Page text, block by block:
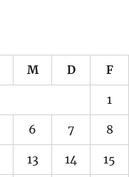
M D F
1
6 7 8
13 14 15